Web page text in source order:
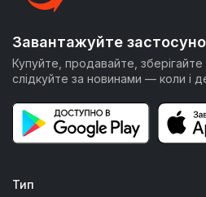
Завантажуйте
Купуйте, продавайте,
слідкуйте за новинами — коли і
Тип